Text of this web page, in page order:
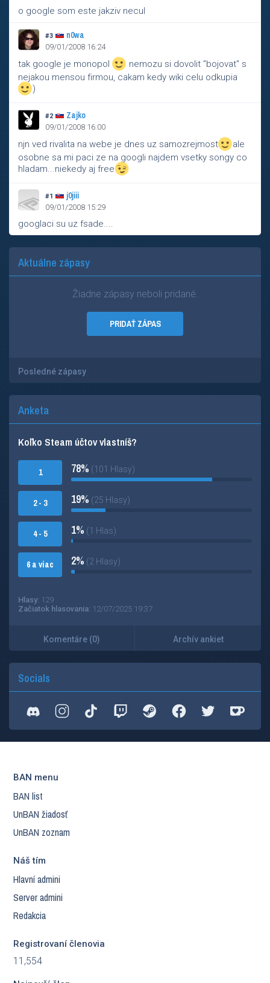
o google som este jakziv necul
#3 n0wa
09/01/2008 16:24
tak google je monopol
nemozu si dovolit "bojovat" s
nejakou mensou firmou, cakam kedy wiki celu odkupia
)
#2 Zajko
09/01/2008 16:00
njn ved rivalita na webe je dnes uz samozrejmost
ale
osobne sa mi paci ze na googli najdem vsetky songy co
hladam...niekedy aj free
#1 j0jiii
09/01/2008 15:29
googlaci su uz fsade....
Aktuálne zápasy
Žiadne zápasy neboli pridané.
PRIDAŤ ZÁPAS
Posledné zápasy
Anketa
Koľko Steam účtov vlastníš?
1
2 - 3
4 - 5
6 a viac
78% (101 Hlasy)
19% (25 Hlasy)
1% (1 Hlas)
2% (2 Hlasy)
Hlasy: 129
Začiatok hlasovania: 12/07/2025 19:37
Komentáre (0) Archív ankiet
Socials
BAN menu
BAN list
UnBAN žiadosť
UnBAN zoznam
Náš tím
Hlavní admini
Server admini
Redakcia
Registrovaní členovia
11,554